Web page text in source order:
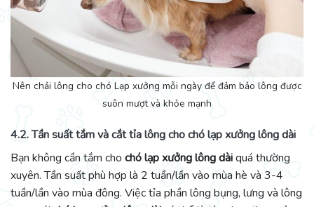
Nên chải lông cho chó Lạp xưởng mỗi ngày để đảm bảo lông được
suôn mượt và khỏe mạnh
4.2. Tần suất tắm và cắt tỉa lông cho chó lạp xưởng lông dài
Bạn không cần tắm cho chó lạp xưởng lông dàiquá thường
xuyên. Tần suất phù hợp là 2 tuần/lần vào mùa hè và 3-4
tuần/lần vào mùa đông. Việc tỉa phần lông bụng, lưng và lông